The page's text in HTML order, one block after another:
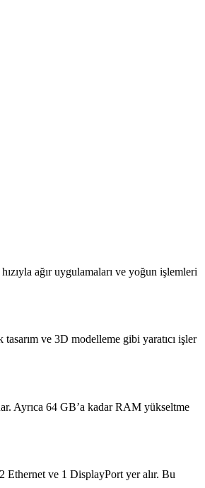
ağır uygulamaları ve yoğun işlemleri
ve 3D modelleme gibi yaratıcı işler
Ayrıca 64 GB’a kadar RAM yükseltme
Ethernet ve 1 DisplayPort yer alır. Bu